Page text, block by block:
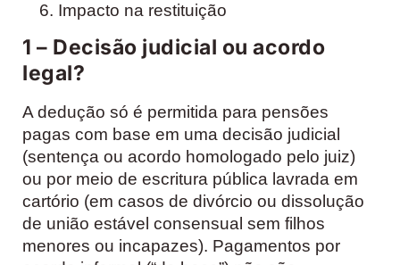
Impacto na restituição
1 – Decisão judicial ou acordo
legal?
A dedução só é permitida para pensões
pagas com base em uma decisão judicial
(sentença ou acordo homologado pelo juiz)
ou por meio de escritura pública lavrada em
cartório (em casos de divórcio ou dissolução
de união estável consensual sem filhos
menores ou incapazes). Pagamentos por